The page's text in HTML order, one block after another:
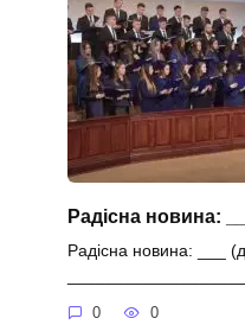
Радісна новина:
Радісна новина: ___
0 0